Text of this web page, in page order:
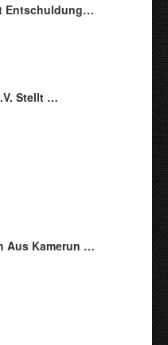
Entschuldung…
Stellt …
Aus Kamerun …